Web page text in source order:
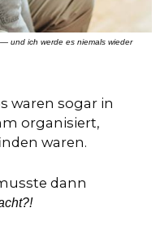
und ich werde es niemals wieder
waren sogar in
organisiert,
waren.
dann